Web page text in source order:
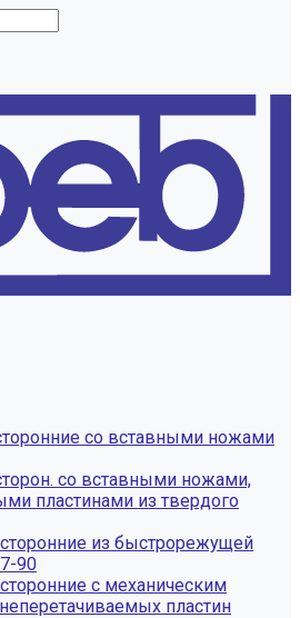
со вставными ножами
со вставными ножами,
пластинами из твердого
из быстрорежущей
90
с механическим
пластин